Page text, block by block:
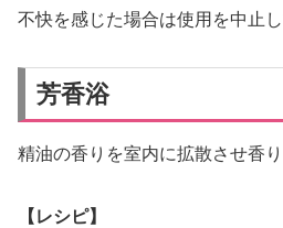
不快を感じた場合は使用を中止し
芳香浴
精油の香りを室内に拡散させ香
【レシピ】